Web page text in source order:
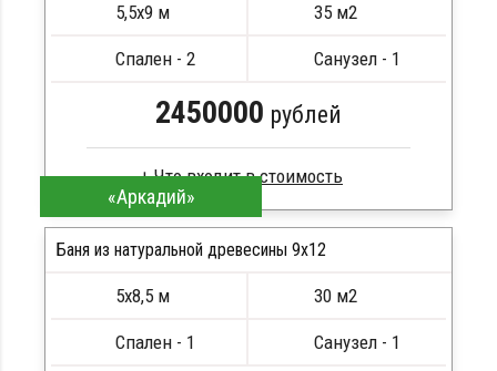
Метизы, саморезы, гвозди
Сборка на березовые нагеля, джут
ПОДРОБНЕЕ
5,5х9 м 35 м2
Спален - 2 Санузел - 1
2450000 рублей
Профилированный брус
Стропила, балки 50х200 мм
Метизы, саморезы, гвозди
Сборка на березовые нагеля, джут
ПОДРОБНЕЕ
«Аркадий»
Баня из натуральной древесины 9х12
5х8,5 м 30 м2
Спален - 1 Санузел - 1